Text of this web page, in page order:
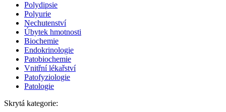
Polydipsie
Polyurie
Nechutenství
Úbytek hmotnosti
Biochemie
Endokrinologie
Patobiochemie
Vnitřní lékařství
Patofyziologie
Patologie
Skrytá kategorie: